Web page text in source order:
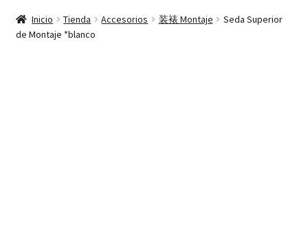
English
Inicio Tienda Accesorios 装裱 Montaje
Seda Superior
de Montaje *blanco